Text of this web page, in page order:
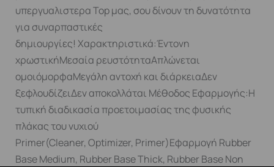
υπεργυαλιστερα Top μας, σου δίνουν τη δυνατότητα
για συναρπαστικές
δημιουργίες! Χαρακτηριστικά:Έντονη
χρωστικήΜεσαία ρευστότηταΑπλώνεται
ομοιόμορφαΜεγάλη αντοχή και διάρκειαΔεν
ξεφλουδίζειΔεν αποκολλάται Μέθοδος Εφαρμογής:Η
τυπική διαδικασία προετοιμασίας της φυσικής
πλάκας του νυχιού
Primer(Cleaner, Optimizer, Primer)Εφαρμογή Rubber
Base Medium, Rubber Base Thick, Rubber Base Non